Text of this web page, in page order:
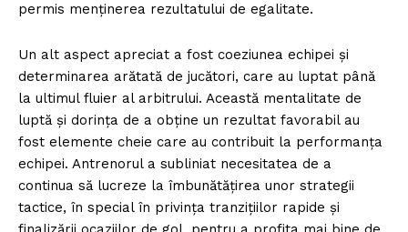
permis menținerea rezultatului de egalitate.
Un alt aspect apreciat a fost coeziunea echipei și
determinarea arătată de jucători, care au luptat până
la ultimul fluier al arbitrului. Această mentalitate de
luptă și dorința de a obține un rezultat favorabil au
fost elemente cheie care au contribuit la performanța
echipei. Antrenorul a subliniat necesitatea de a
continua să lucreze la îmbunătățirea unor strategii
tactice, în special în privința tranzițiilor rapide și